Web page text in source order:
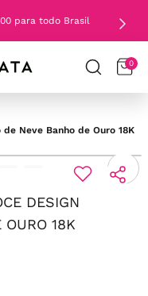
para todo Brasil
0
Neve Banho de Ouro 18K
DESIGN
OURO 18K